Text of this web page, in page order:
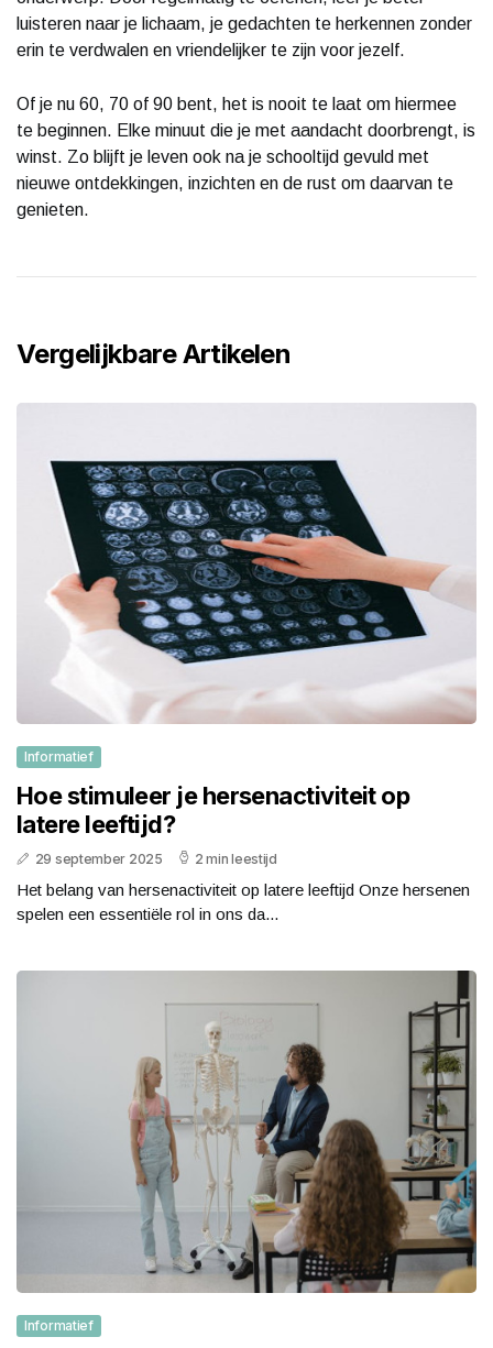
luisteren naar je lichaam, je gedachten te herkennen zonder
erin te verdwalen en vriendelijker te zijn voor jezelf.
Of je nu 60, 70 of 90 bent, het is nooit te laat om hiermee
te beginnen. Elke minuut die je met aandacht doorbrengt, is
winst. Zo blijft je leven ook na je schooltijd gevuld met
nieuwe ontdekkingen, inzichten en de rust om daarvan te
genieten.
Vergelijkbare Artikelen
Informatief
Hoe stimuleer je hersenactiviteit op
latere leeftijd?
29 september 2025 2 min leestijd
Het belang van hersenactiviteit op latere leeftijd Onze hersenen
spelen een essentiële rol in ons da...
Informatief